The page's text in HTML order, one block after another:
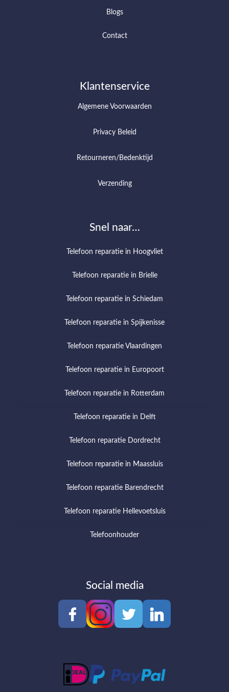
Blogs
Contact
Klantenservice
Algemene Voorwaarden
Privacy Beleid
Retourneren/Bedenktijd
Verzending
Snel naar…
Telefoon reparatie in Hoogvliet
Telefoon reparatie in Brielle
Telefoon reparatie in Schiedam
Telefoon reparatie in Spijkenisse
Telefoon reparatie Vlaardingen
Telefoon reparatie in Europoort
Telefoon reparatie in Rotterdam
Telefoon reparatie in Delft
Telefoon reparatie Dordrecht
Telefoon reparatie in Maassluis
Telefoon reparatie Barendrecht
Telefoon reparatie Hellevoetsluis
Telefoonhouder
Social media